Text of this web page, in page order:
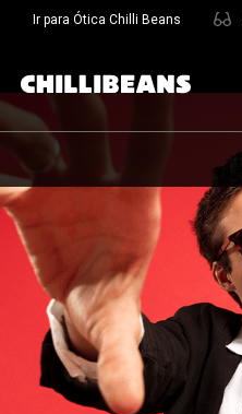
Ir para Ótica Chilli Beans